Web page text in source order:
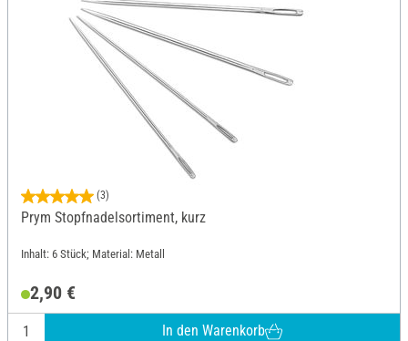
(3)
Prym Stopfnadelsortiment, kurz
Inhalt: 6 Stück; Material: Metall
2,90 €
In den Warenkorb